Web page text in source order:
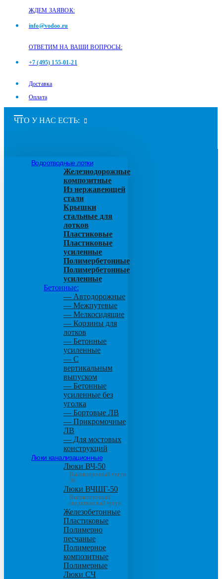
ЖДЕМ ЗАЯВОК:
info@vodoo.ru
ОТВЕТИМ НА ВАШИ ВОПРОСЫ:
+7 (495) 155-01-21
Доставка
Оплата
ЧТО У НАС ЕСТЬ:
Водоотводные лотки
Железнодорожные
композитные
Из нержавеющей
стали
Крышки
стальные для
лотков
Пластиковые
Пластиковые
усиленные
Полимербетонные
Полимербетонные
усиленные
Бетонные:
— Автодорожные
— Межпутевые
— Мелкосидящие
— Корзины для
лотков
— Бетонные
усиленные
— С
вертикальным
выпуском
— Бетонные
усиленные без
уголка
— Бортовые ЛВ
— Прикромочные
ЛВ
— Для мостовых
конструкций
Люки канализационные
Люки ВЧ-50
Высокопрочный чугун
50
Люки ВЧШГ-50
Высокопрочный
сверхтяжелый чугун
Железобетонные
Пластиковые
Полимерно
песчаные
Полимерное
композитные
Полимерные
Люки СЧ